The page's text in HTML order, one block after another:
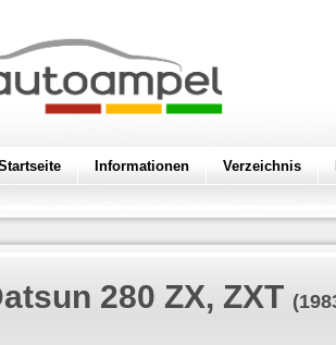
Informationen Verzeichnis
280 ZX, ZXT